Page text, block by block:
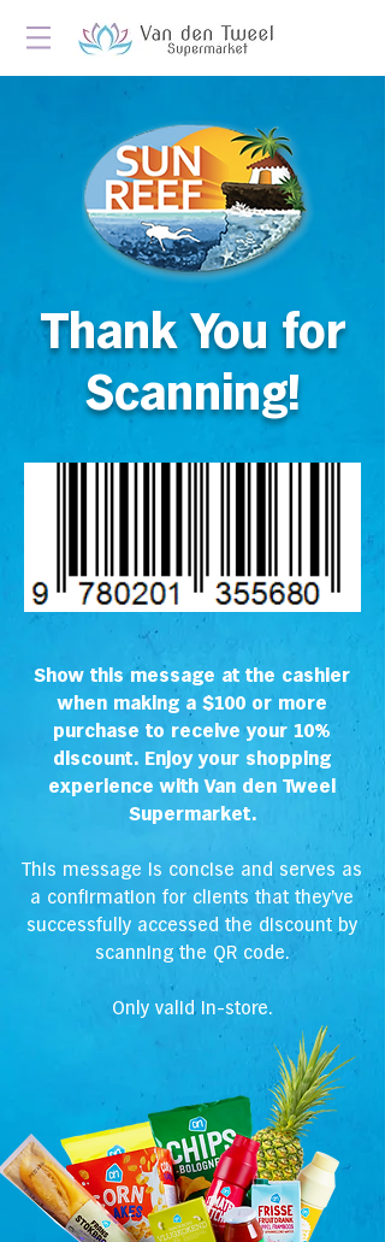
Thank You for
Scanning!
Show this message at the cashier
when making a $100 or more
purchase to receive your 10%
discount. Enjoy your shopping
experience with Van den Tweel
Supermarket.
This message is concise and serves as
a confirmation for clients that they've
successfully accessed the discount by
scanning the QR code.
Only valid in-store.